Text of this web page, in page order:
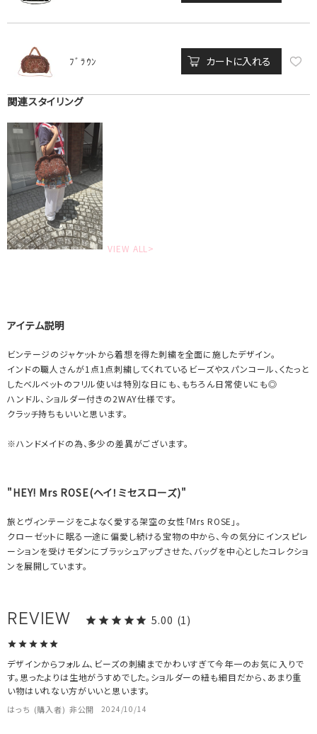
ﾌﾞﾗｳﾝ カートに入れる
関連スタイリング
VIEW ALL>
アイテム説明
ビンテージのジャケットから着想を得た刺繍を全面に施したデザイン。
インドの職人さんが1点1点刺繍してくれているビーズやスパンコール、くたっと
したベルベットのフリル使いは特別な日にも、もちろん日常使いにも◎
ハンドル、ショルダー付きの2WAY仕様です。
クラッチ持ちもいいと思います。
※ハンドメイドの為、多少の差異がございます。
"HEY! Mrs ROSE(ヘイ！ミセスローズ)"
旅とヴィンテージをこよなく愛する架空の女性「Mrs ROSE」。
クローゼットに眠る一途に偏愛し続ける宝物の中から、今の気分にインスピレ
ーションを受けモダンにブラッシュアップさせた、バッグを中心としたコレクショ
ンを展開しています。
5.00 1
はっち 購入者 非公開 2024/10/14
デザインからフォルム、ビーズの刺繍までかわいすぎて今年一のお気に入りで
す。思ったよりは生地がうすめでした。ショルダーの紐も細目だから、あまり重
い物はいれない方がいいと思います。